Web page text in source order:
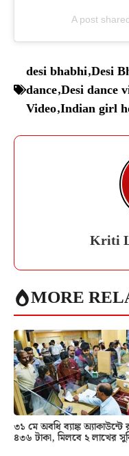
A post
desi bhabhi,Desi
dance,Desi dance
Video,Indian girl
Kriti
MORE
৩১ মে অবধি ব্যাঙ্ক অ্যাকাউন্টে
৪৩৬ টাকা, মিলবে ২ লাখের